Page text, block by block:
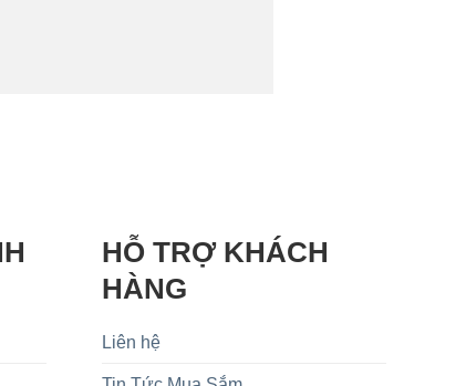
HỖ TRỢ KHÁCH
HÀNG
Liên hệ